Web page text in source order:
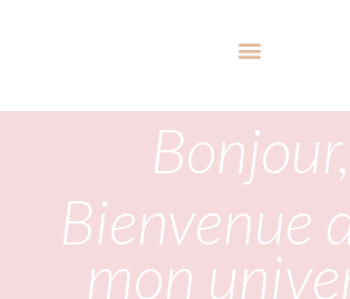
Bonjour,
Bienvenue
mon